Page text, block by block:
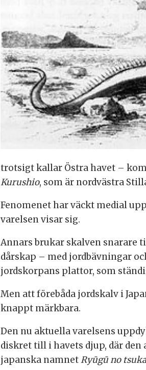
trotsigt kallar Östra havet –
Kurushio, som är nordvästra
Fenomenet har väckt medial
varelsen visar sig.
Annars brukar skalven snarare
dårskap – med jordbävningar
jordskorpans plattor, som
Men att förebåda jordskalv i
knappt märkbara.
Den nu aktuella varelsens
diskret till i havets djup, där
japanska namnetRyūgū no